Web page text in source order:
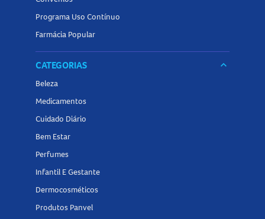
Programa Uso Contínuo
Farmácia Popular
CATEGORIAS keyboard_arrow_down
Beleza
Medicamentos
Cuidado Diário
Bem Estar
Perfumes
Infantil E Gestante
Dermocosméticos
Produtos Panvel